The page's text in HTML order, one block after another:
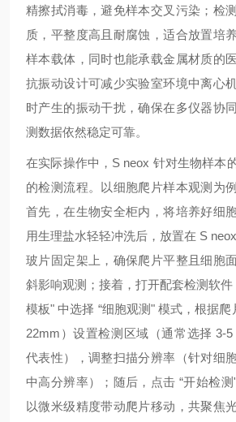
精擦拭消毒，避免样本交叉污染；检
质，平整度高且耐腐蚀，适合放置培
样本载体，同时也能承载金属材质的
抗振动设计可减少实验室环境中离心
时产生的振动干扰，确保在多仪器协
测数据依然稳定可靠。
在实际操作中，S neox 针对生物样本
的检测流程。以细胞爬片样本观测为
首先，在生物安全柜内，将培养好细
用生理盐水轻轻冲洗后，放置在 S
玻片固定架上，确保爬片平整且细胞
斜影响观测；接着，打开配套检测软件
模板" 中选择 “细胞观测" 模式，根据
22mm）设置检测区域（通常选择 3-
代表性），调整扫描分辨率（针对细
中高分辨率）；随后，点击 “开始检
以微米级精度带动爬片移动，共聚焦